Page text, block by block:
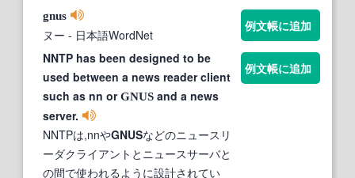
gnus
ヌー - 日本語WordNet
例文帳に追加
NNTP has been designed to be
used between a news reader client
such as nn orGNUS and a news
server.
NNTPは,nnやGNUSなどのニュースリ
ーダクライアントとニュースサーバと
の間で使われるように設計されてい
例文帳に追加